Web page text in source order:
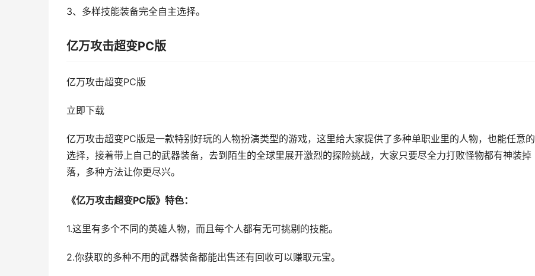
3、多样技能装备完全自主选择。
亿万攻击超变PC版
亿万攻击超变PC版
立即下载
亿万攻击超变PC版是一款特别好玩的人物扮演类型的游戏，这里给大家提供了多种单职业里的人物，也能任意的
选择，接着带上自己的武器装备，去到陌生的全球里展开激烈的探险挑战，大家只要尽全力打败怪物都有神装掉
落，多种方法让你更尽兴。
《亿万攻击超变PC版》特色：
1.这里有多个不同的英雄人物，而且每个人都有无可挑剔的技能。
2.你获取的多种不用的武器装备都能出售还有回收可以赚取元宝。